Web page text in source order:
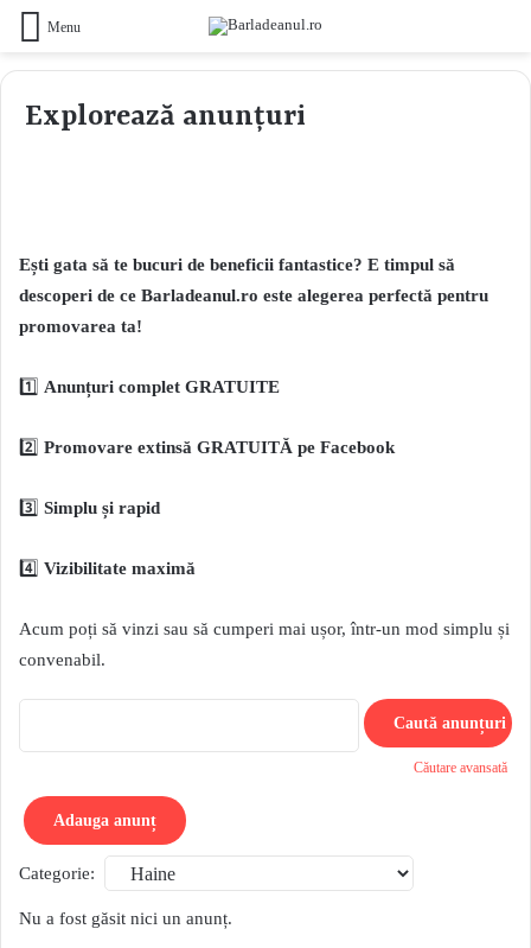
Menu
Explorează anunțuri
Ești gata să te bucuri de beneficii fantastice? E timpul să
descoperi de ce Barladeanul.ro este alegerea perfectă pentru
promovarea ta!
1️⃣ Anunțuri complet GRATUITE
2️⃣ Promovare extinsă GRATUITĂ pe Facebook
3️⃣ Simplu și rapid
4️⃣ Vizibilitate maximă
Acum poți să vinzi sau să cumperi mai ușor, într-un mod simplu și
convenabil.
ă
a
r
:
Căutare avansată
Adauga anunț
Categorie:
Nu a fost găsit nici un anunț.